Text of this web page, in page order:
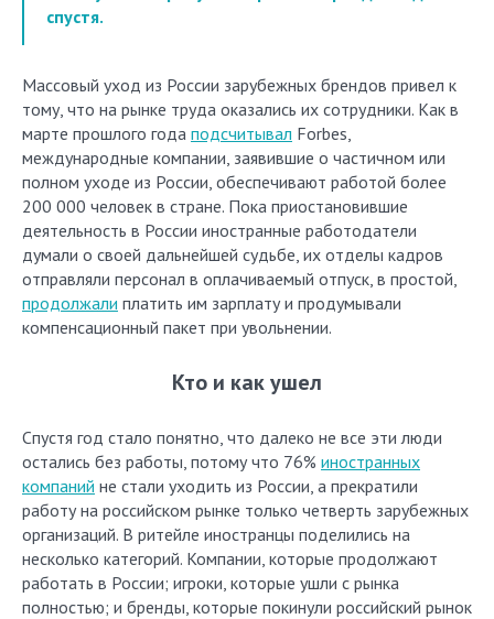
спустя.
Массовый уход из России зарубежных брендов привел к
тому, что на рынке труда оказались их сотрудники. Как в
марте прошлого года подсчитывал Forbes,
международные компании, заявившие о частичном или
полном уходе из России, обеспечивают работой более
200 000 человек в стране. Пока приостановившие
деятельность в России иностранные работодатели
думали о своей дальнейшей судьбе, их отделы кадров
отправляли персонал в оплачиваемый отпуск, в простой,
продолжали платить им зарплату и продумывали
компенсационный пакет при увольнении.
Кто и как ушел
Спустя год стало понятно, что далеко не все эти люди
остались без работы, потому что 76% иностранных
компаний не стали уходить из России, а прекратили
работу на российском рынке только четверть зарубежных
организаций. В ритейле иностранцы поделились на
несколько категорий. Компании, которые продолжают
работать в России; игроки, которые ушли с рынка
полностью; и бренды, которые покинули российский рынок